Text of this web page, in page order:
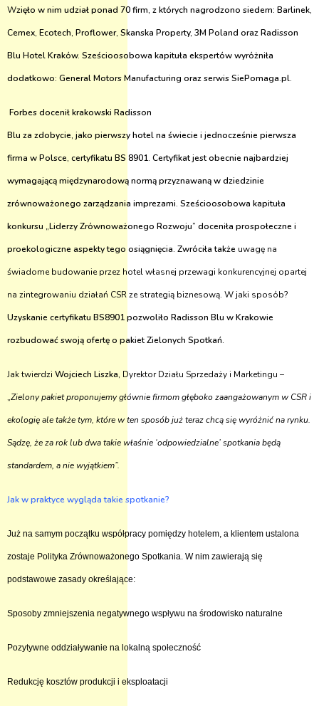
Wzięło w nim udział ponad 70 firm, z których nagrodzono siedem: Barlinek,
Cemex, Ecotech, Proflower, Skanska Property, 3M Poland oraz Radisson
Blu Hotel Kraków. Sześcioosobowa kapituła ekspertów wyróżniła
dodatkowo: General Motors Manufacturing oraz serwis SiePomaga.pl.
Forbes docenił krakowski Radisson
Blu za zdobycie, jako pierwszy hotel na świecie i jednocześnie pierwsza
firma w Polsce, certyfikatu BS 8901. Certyfikat jest obecnie najbardziej
wymagającą międzynarodową normą przyznawaną w dziedzinie
zrównoważonego zarządzania imprezami. Sześcioosobowa kapituła
konkursu „Liderzy Zrównoważonego Rozwoju” doceniła prospołeczne i
proekologiczne aspekty tego osiągnięcia. Zwróciła także uwagę na
świadome budowanie przez hotel własnej przewagi konkurencyjnej opartej
na zintegrowaniu działań CSR ze strategią biznesową. W jaki sposób?
Uzyskanie certyfikatu BS8901 pozwoliło Radisson Blu w Krakowie
rozbudować swoją ofertę o pakiet Zielonych Spotkań.
Jak twierdzi Wojciech Liszka, Dyrektor Działu Sprzedaży i Marketingu –
„Zielony pakiet proponujemy głównie firmom głęboko zaangażowanym w CSR i
ekologię ale także tym, które w ten sposób już teraz chcą się wyróżnić na rynku.
Sądzę, że za rok lub dwa takie właśnie ‘odpowiedzialne’ spotkania będą
standardem, a nie wyjątkiem”.
Jak w praktyce wygląda takie spotkanie?
Już na samym początku współpracy pomiędzy hotelem, a klientem ustalona
zostaje Polityka Zrównoważonego Spotkania. W nim zawierają się
podstawowe zasady określające:
Sposoby zmniejszenia negatywnego wspływu na środowisko naturalne
Pozytywne oddziaływanie na lokalną społeczność
Redukcję kosztów produkcji i eksploatacji